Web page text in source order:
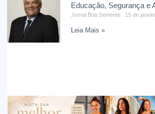
Educação, Segurança e
Jornal Boa Semente 15 de
Leia Mais »